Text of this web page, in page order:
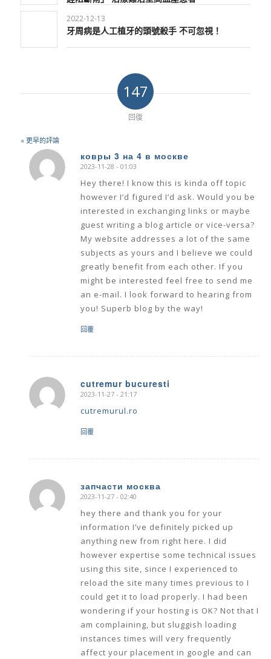
2022-12-13
牙周病是人工植牙的頭號殺手 不可忽視！
147
回復
« 更早的評論
ковры 3 на 4 в москве
says:
2023-11-28 - 01:03
Hey there! I know this is kinda off topic
however I’d figured I’d ask. Would you be
interested in exchanging links or maybe
guest writing a blog article or vice-versa?
My website addresses a lot of the same
subjects as yours and I believe we could
greatly benefit from each other. If you
might be interested feel free to send me
an e-mail. I look forward to hearing from
you! Superb blog by the way!
回覆
cutremur bucuresti
says:
2023-11-27 - 21:17
cutremurul.ro
回覆
запчасти москва
says:
2023-11-27 - 02:40
hey there and thank you for your
information I’ve definitely picked up
anything new from right here. I did
however expertise some technical issues
using this site, since I experienced to
reload the site many times previous to I
could get it to load properly. I had been
wondering if your hosting is OK? Not that I
am complaining, but sluggish loading
instances times will very frequently
affect your placement in google and can